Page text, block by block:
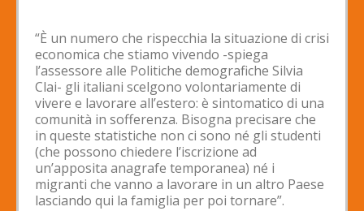
“È un numero che rispecchia la situazione di crisi
economica che stiamo vivendo -spiega
l’assessore alle Politiche demografiche Silvia
Clai- gli italiani scelgono volontariamente di
vivere e lavorare all’estero: è sintomatico di una
comunità in sofferenza. Bisogna precisare che
in queste statistiche non ci sono né gli studenti
(che possono chiedere l’iscrizione ad
un’apposita anagrafe temporanea) né i
migranti che vanno a lavorare in un altro Paese
lasciando qui la famiglia per poi tornare”.